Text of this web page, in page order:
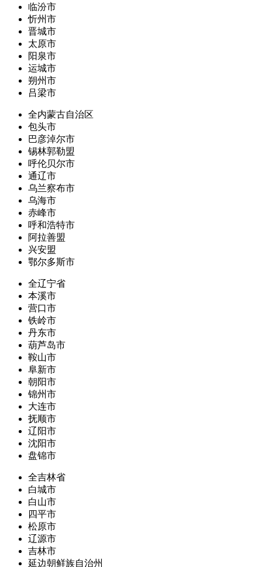
临汾市
忻州市
晋城市
太原市
阳泉市
运城市
朔州市
吕梁市
全内蒙古自治区
包头市
巴彦淖尔市
锡林郭勒盟
呼伦贝尔市
通辽市
乌兰察布市
乌海市
赤峰市
呼和浩特市
阿拉善盟
兴安盟
鄂尔多斯市
全辽宁省
本溪市
营口市
铁岭市
丹东市
葫芦岛市
鞍山市
阜新市
朝阳市
锦州市
大连市
抚顺市
辽阳市
沈阳市
盘锦市
全吉林省
白城市
白山市
四平市
松原市
辽源市
吉林市
延边朝鲜族自治州